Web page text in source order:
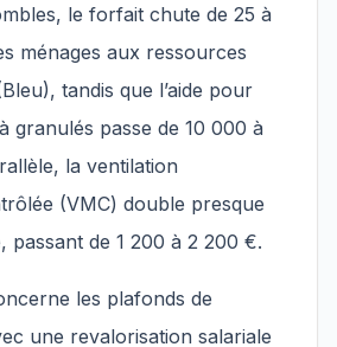
le forfait chute de 25 à
ménages aux ressources
tandis que l’aide pour
granulés passe de 10 000 à
la ventilation
(VMC) double presque
passant de 1 200 à 2 200 €.
les plafonds de
une revalorisation salariale